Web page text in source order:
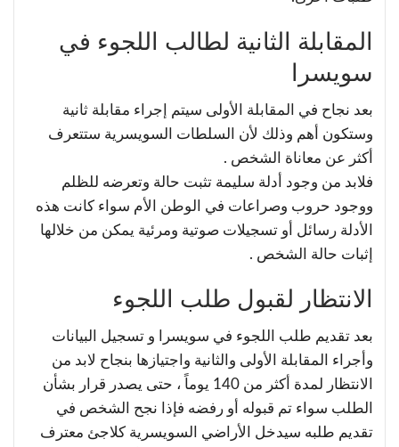
المقابلة الثانية لطالب اللجوء في
سويسرا
بعد نجاح في المقابلة الأولى سيتم إجراء مقابلة ثانية
وستكون أهم وذلك لأن السلطات السويسرية ستتعرف
أكثر عن معاناة الشخص .
فلابد من وجود أدلة سليمة تثبت حالة وتعرضه للظلم
ووجود حروب وصراعات في الوطن الأم سواء كانت هذه
الأدلة رسائل أو تسجيلات صوتية ومرئية يمكن من خلالها
إثبات حالة الشخص .
الانتظار لقبول طلب اللجوء
بعد تقديم طلب اللجوء في سويسرا و تسجيل البيانات
وأجراء المقابلة الأولى والثانية واجتيازها بنجاح لابد من
الانتظار لمدة أكثر من 140 يوماً ، حتى يصدر قرار بشأن
الطلب سواء تم قبوله أو رفضه فإذا نجح الشخص في
تقديم طلبه سيدخل الأراضي السويسرية كلاجئ معترف